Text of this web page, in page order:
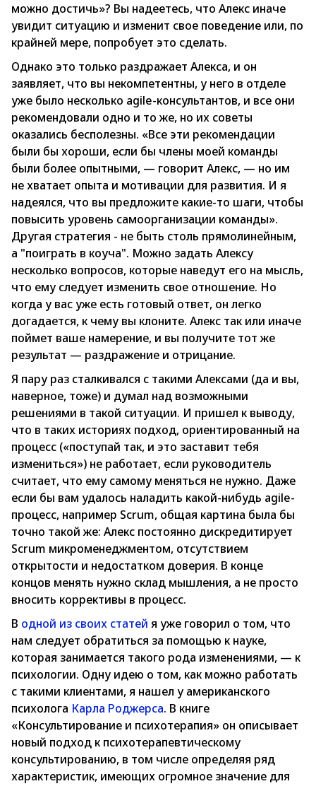
можно достичь»? Вы надеетесь, что Алекс иначе
увидит ситуацию и изменит свое поведение или, по
крайней мере, попробует это сделать.
Однако это только раздражает Алекса, и он
заявляет, что вы некомпетентны, у него в отделе
уже было несколько agile-консультантов, и все они
рекомендовали одно и то же, но их советы
оказались бесполезны. «Все эти рекомендации
были бы хороши, если бы члены моей команды
были более опытными, — говорит Алекс, — но им
не хватает опыта и мотивации для развития. И я
надеялся, что вы предложите какие-то шаги, чтобы
повысить уровень самоорганизации команды».
Другая стратегия - не быть столь прямолинейным,
а "поиграть в коуча". Можно задать Алексу
несколько вопросов, которые наведут его на мысль,
что ему следует изменить свое отношение. Но
когда у вас уже есть готовый ответ, он легко
догадается, к чему вы клоните. Алекс так или иначе
поймет ваше намерение, и вы получите тот же
результат — раздражение и отрицание.
Я пару раз сталкивался с такими Алексами (да и вы,
наверное, тоже) и думал над возможными
решениями в такой ситуации. И пришел к выводу,
что в таких историях подход, ориентированный на
процесс («поступай так, и это заставит тебя
измениться») не работает, если руководитель
считает, что ему самому меняться не нужно. Даже
если бы вам удалось наладить какой-нибудь agile-
процесс, например Scrum, общая картина была бы
точно такой же: Алекс постоянно дискредитирует
Scrum микроменеджментом, отсутствием
открытости и недостатком доверия. В конце
концов менять нужно склад мышления, а не просто
вносить коррективы в процесс.
В одной из своих статей я уже говорил о том, что
нам следует обратиться за помощью к науке,
которая занимается такого рода изменениями, — к
психологии. Одну идею о том, как можно работать
с такими клиентами, я нашел у американского
психолога Карла Роджерса. В книге
«Консультирование и психотерапия» он описывает
новый подход к психотерапевтическому
консультированию, в том числе определяя ряд
характеристик, имеющих огромное значение для